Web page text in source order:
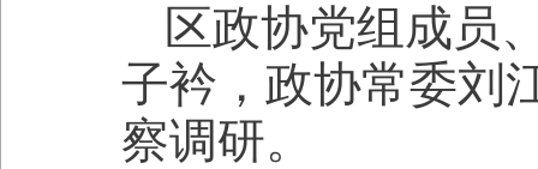
区政协党组成员
子衿，政协常委刘
察调研。